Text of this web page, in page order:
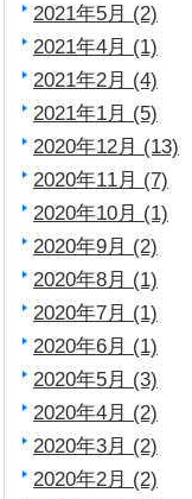
2021年5月 (2)
2021年4月 (1)
2021年2月 (4)
2021年1月 (5)
2020年12月 (13)
2020年11月 (7)
2020年10月 (1)
2020年9月 (2)
2020年8月 (1)
2020年7月 (1)
2020年6月 (1)
2020年5月 (3)
2020年4月 (2)
2020年3月 (2)
2020年2月 (2)